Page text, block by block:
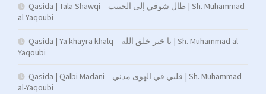
Qasida | Tala Shawqi – طال شوقي إلى الحبيب | Sh. Muhammad
al-Yaqoubi
Qasida | Ya khayra khalq – يا خير خلق الله | Sh. Muhammad al-
Yaqoubi
Qasida | Qalbi Madani – قلبي في الهوى مدني | Sh. Muhammad
al-Yaqoubi